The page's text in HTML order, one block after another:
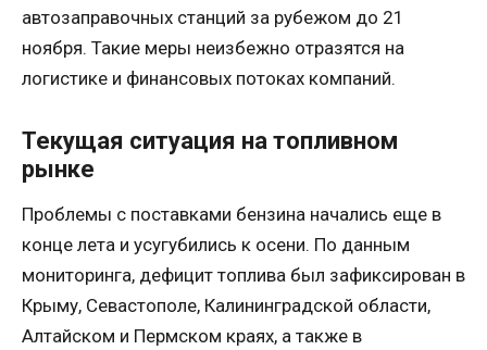
автозаправочных станций за рубежом до 21
ноября. Такие меры неизбежно отразятся на
логистике и финансовых потоках компаний.
Текущая ситуация на топливном
рынке
Проблемы с поставками бензина начались еще в
конце лета и усугубились к осени. По данным
мониторинга, дефицит топлива был зафиксирован в
Крыму, Севастополе, Калининградской области,
Алтайском и Пермском краях, а также в